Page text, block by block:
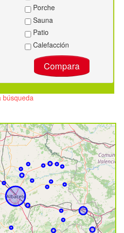
Porche
Sauna
Patio
Calefacción
Compara
búsqueda